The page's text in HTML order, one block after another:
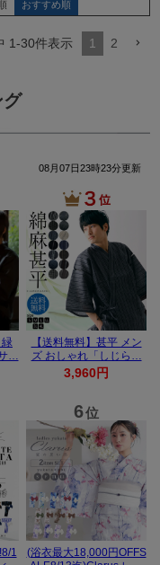
おすすめ順
1-30件表示 1 2
グ